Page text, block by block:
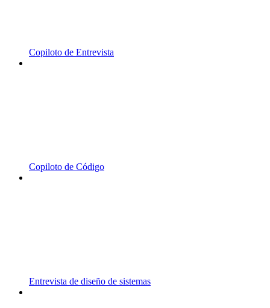
Copiloto de Entrevista
Copiloto de Código
Entrevista de diseño de sistemas